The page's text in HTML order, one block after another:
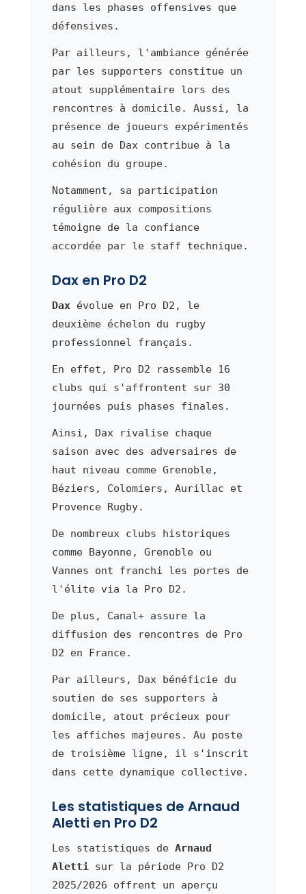
dans les phases offensives que
défensives.
Par ailleurs, l'ambiance générée
par les supporters constitue un
atout supplémentaire lors des
rencontres à domicile. Aussi, la
présence de joueurs expérimentés
au sein de Dax contribue à la
cohésion du groupe.
Notamment, sa participation
régulière aux compositions
témoigne de la confiance
accordée par le staff technique.
Dax en Pro D2
Daxévolue en Pro D2, le
deuxième échelon du rugby
professionnel français.
En effet, Pro D2 rassemble 16
clubs qui s'affrontent sur 30
journées puis phases finales.
Ainsi, Dax rivalise chaque
saison avec des adversaires de
haut niveau comme Grenoble,
Béziers, Colomiers, Aurillac et
Provence Rugby.
De nombreux clubs historiques
comme Bayonne, Grenoble ou
Vannes ont franchi les portes de
l'élite via la Pro D2.
De plus, Canal+ assure la
diffusion des rencontres de Pro
D2 en France.
Par ailleurs, Dax bénéficie du
soutien de ses supporters à
domicile, atout précieux pour
les affiches majeures. Au poste
de troisième ligne, il s'inscrit
dans cette dynamique collective.
Les statistiques de Arnaud
Aletti en Pro D2
Les statistiques de Arnaud
Alettisur la période Pro D2
2025/2026 offrent un aperçu